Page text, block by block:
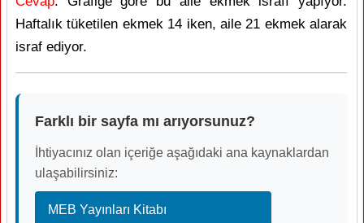
Haftalık tüketilen ekmek 14 iken, aile 21 ekmek alarak
israf ediyor.
Farklı bir sayfa mı arıyorsunuz?
İhtiyacınız olan içeriğe aşağıdaki ana kaynaklardan
ulaşabilirsiniz:
MEB Yayınları Kitabı